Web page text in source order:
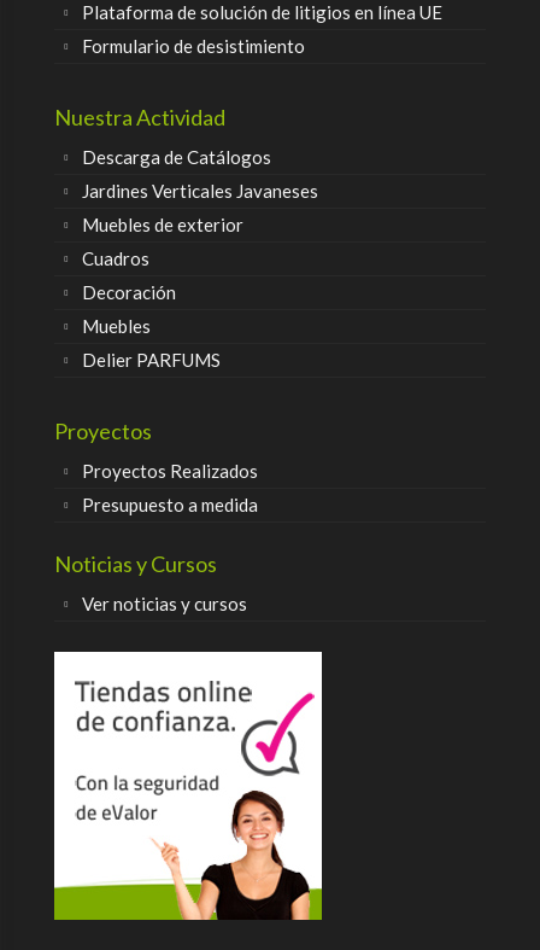
Plataforma de solución de litigios en línea UE
Formulario de desistimiento
Nuestra Actividad
Descarga de Catálogos
Jardines Verticales Javaneses
Muebles de exterior
Cuadros
Decoración
Muebles
Delier PARFUMS
Proyectos
Proyectos Realizados
Presupuesto a medida
Noticias y Cursos
Ver noticias y cursos